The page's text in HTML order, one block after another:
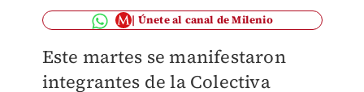
Únete al canal de Milenio
Este martes se manifestaron
integrantes de la Colectiva